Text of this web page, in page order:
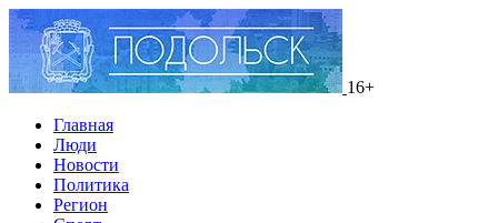
16+
Главная
Люди
Новости
Политика
Регион